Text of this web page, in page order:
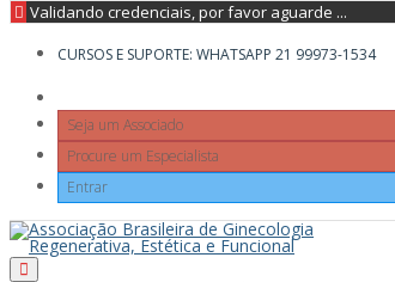
Validando credenciais, por favor aguarde ...
CURSOS E SUPORTE: WHATSAPP 21 99973-1534
Seja um Associado
Procure um Especialista
Entrar